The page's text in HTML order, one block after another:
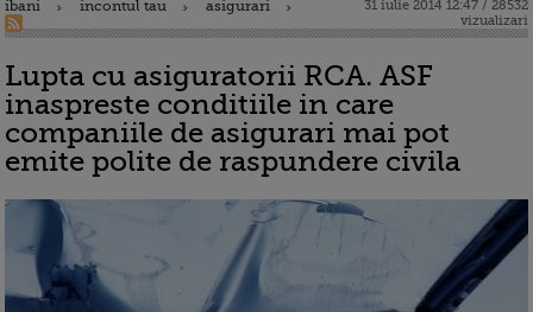
ibani incontul tau asigurari
31 iulie 2014 12:47 / 28532
vizualizari
Lupta cu asiguratorii RCA. ASF
inaspreste conditiile in care
companiile de asigurari mai pot
emite polite de raspundere civila